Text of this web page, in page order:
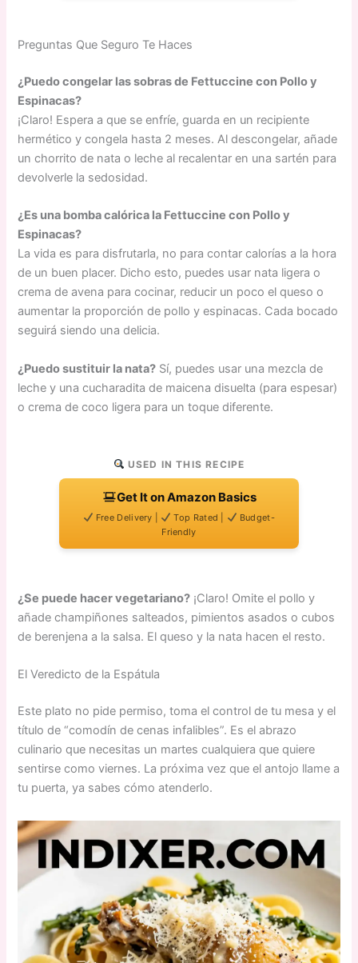
Preguntas Que Seguro Te Haces
¿Puedo congelar las sobras de Fettuccine con Pollo y
Espinacas?
¡Claro! Espera a que se enfríe, guarda en un recipiente
hermético y congela hasta 2 meses. Al descongelar, añade
un chorrito de nata o leche al recalentar en una sartén para
devolverle la sedosidad.
¿Es una bomba calórica la Fettuccine con Pollo y
Espinacas?
La vida es para disfrutarla, no para contar calorías a la hora
de un buen placer. Dicho esto, puedes usar nata ligera o
crema de avena para cocinar, reducir un poco el queso o
aumentar la proporción de pollo y espinacas. Cada bocado
seguirá siendo una delicia.
¿Puedo sustituir la nata? Sí, puedes usar una mezcla de
leche y una cucharadita de maicena disuelta (para espesar)
o crema de coco ligera para un toque diferente.
USED IN THIS RECIPE
Get It on Amazon Basics
Free Delivery | Top Rated |
Budget-
Friendly
¿Se puede hacer vegetariano? ¡Claro! Omite el pollo y
añade champiñones salteados, pimientos asados o cubos
de berenjena a la salsa. El queso y la nata hacen el resto.
El Veredicto de la Espátula
Este plato no pide permiso, toma el control de tu mesa y el
título de “comodín de cenas infalibles”. Es el abrazo
culinario que necesitas un martes cualquiera que quiere
sentirse como viernes. La próxima vez que el antojo llame a
tu puerta, ya sabes cómo atenderlo.